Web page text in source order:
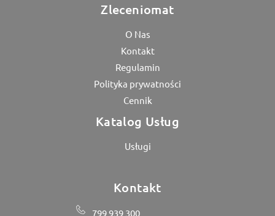
Zleceniomat
O Nas
Kontakt
Regulamin
Polityka prywatności
Cennik
Katalog Usług
Usługi
Kontakt
799 939 300